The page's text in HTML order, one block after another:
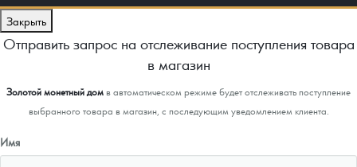
Закрыть
Отправить запрос на отслеживание поступления товара
в магазин
Золотой монетный домв автоматическом режиме будет отслеживать поступление
выбранного товара в магазин, с последующим уведомлением клиента.
Имя